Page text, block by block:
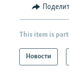
This item is
Новости